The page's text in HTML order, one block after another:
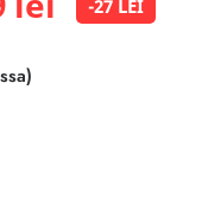
-27 LEI